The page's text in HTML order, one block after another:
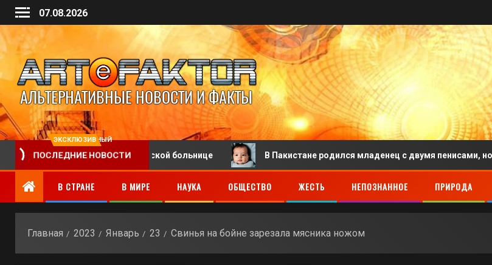
07.08.2026
ЭКСКЛЮЗИВНЫЙ
ПОСЛЕДНИЕ НОВОСТИ
регистратора в китайской больнице В Пакистане родился младенец с двумя пенисами, но без ануса
В СТРАНЕ В МИРЕ НАУКА ОБЩЕСТВО ЖЕСТЬ НЕПОЗНАННОЕ ПРИРОДА
Главная 2023 Январь 23 Свинья на бойне зарезала мясника ножом